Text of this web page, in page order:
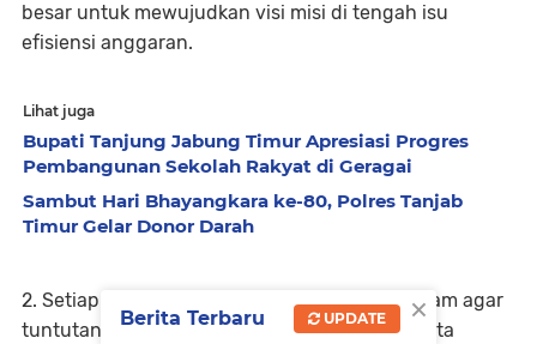
besar untuk mewujudkan visi misi di tengah isu
efisiensi anggaran.
Lihat juga
Bupati Tanjung Jabung Timur Apresiasi Progres
Pembangunan Sekolah Rakyat di Geragai
Sambut Hari Bhayangkara ke-80, Polres Tanjab
Timur Gelar Donor Darah
2. Setiap kepala OPD segera konsolidasi program agar
tuntutan mempercepat terwujudnya visi Merata
×
Berita Terbaru UPDATE